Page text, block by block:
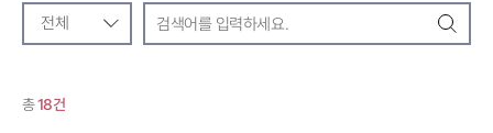
교육자료 검색
검색
총18건